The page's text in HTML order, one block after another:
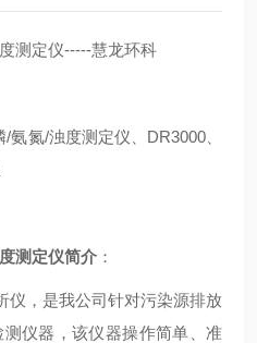
测定仪-----慧龙环科
氮/浊度测定仪、DR3000、
测定仪简介 ：
仪，是我公司针对污染源排放
仪器，该仪器操作简单、准